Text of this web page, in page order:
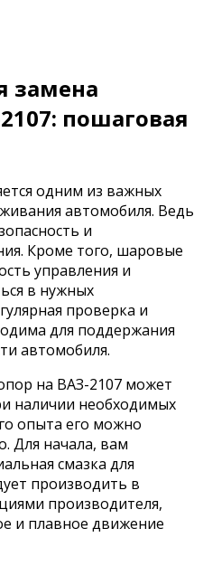
замена
пошаговая
одним из важных
автомобиля. Ведь
и
Кроме того, шаровые
управления и
в нужных
проверка и
для поддержания
автомобиля.
на ВАЗ-2107 может
наличии необходимых
опыта его можно
Для начала, вам
смазка для
производить в
производителя,
и плавное движение